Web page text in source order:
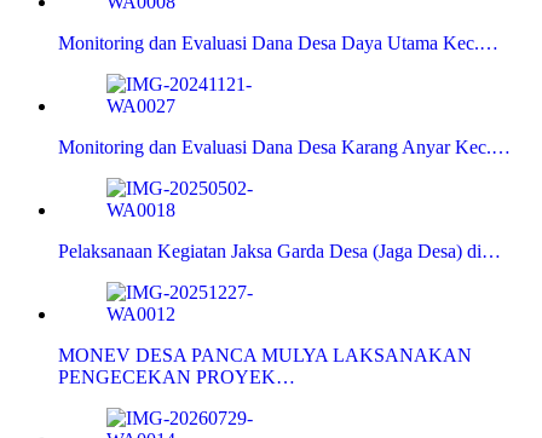
Monitoring dan Evaluasi Dana Desa Daya Utama Kec.…
Monitoring dan Evaluasi Dana Desa Karang Anyar Kec.…
Pelaksanaan Kegiatan Jaksa Garda Desa (Jaga Desa) di…
MONEV DESA PANCA MULYA LAKSANAKAN
PENGECEKAN PROYEK…